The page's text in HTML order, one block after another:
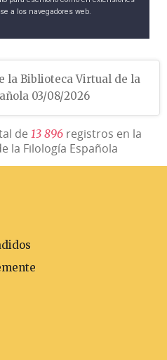
a los navegadores web.
la Biblioteca Virtual de la
03/08/2026
de 13 896registros en la
la Filología Española